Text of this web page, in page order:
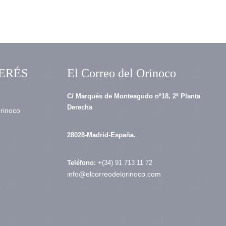
El Correo del Orinoco
C/ Marqués de Monteagudo nº18, 2ª Planta
Derecha
28028-Madrid-España.
Teléfono: +(34) 91 713 11 72
info@elcorreodelorinoco.com